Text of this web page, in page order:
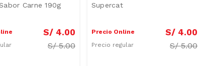
Carne 190g
S/ 4.00
S/5.00
Supercat
Precio Online S/ 4.00
Precio regular S/5.00